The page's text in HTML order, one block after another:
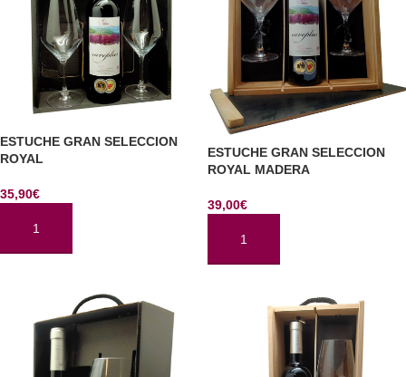
ESTUCHE GRAN SELECCION
ROYAL
35,90€
AÑADIR AL CARRITO
ESTUCHE GRAN SELECCION
ROYAL MADERA
39,00€
AÑADIR AL CARRITO